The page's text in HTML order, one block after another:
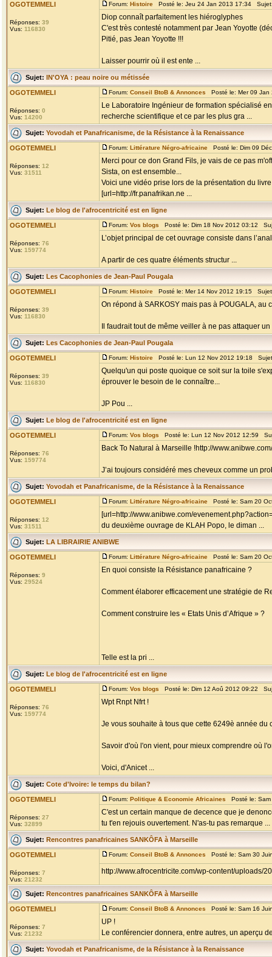
OGOTEMMELI
Réponses: 39
Vus: 116830
Forum: Histoire Posté le: Jeu 24 Jan 2013 17:34
Diop connaît parfaitement les hiéroglyphes
C'est très contesté notamment par Jean Yoyotte
Pitié, pas Jean Yoyotte !!!
Laisser pourrir où il est ente ...
Sujet: IN'OYA : peau noire ou métissée
OGOTEMMELI
Réponses: 0
Vus: 14200
Forum: Conseil BtoB & Annonces Posté le: Mer 09
Le Laboratoire Ingénieur de formation spécialisé
recherche scientifique et ce par les plus gra ...
Sujet: Yovodah et Panafricanisme, de la Résistance à la Renaissance
OGOTEMMELI
Réponses: 12
Vus: 31511
Forum: Littérature Négro-africaine Posté le: Dim 09
Merci pour ce don Grand Fils, je vais de ce pas
Sista, on est ensemble...
Voici une vidéo prise lors de la présentation du
[url=http://fr.panafrikan.ne ...
Sujet: Le blog de l'afrocentricité est en ligne
OGOTEMMELI
Réponses: 76
Vus: 159774
Forum: Vos blogs Posté le: Dim 18 Nov 2012 03:12
L’objet principal de cet ouvrage consiste dans
A partir de ces quatre éléments structur ...
Sujet: Les Cacophonies de Jean-Paul Pougala
OGOTEMMELI
Réponses: 39
Vus: 116830
Forum: Histoire Posté le: Mer 14 Nov 2012 19:15
On répond à SARKOSY mais pas à POUGALA, au
Il faudrait tout de même veiller à ne pas attaquer
Sujet: Les Cacophonies de Jean-Paul Pougala
OGOTEMMELI
Réponses: 39
Vus: 116830
Forum: Histoire Posté le: Lun 12 Nov 2012 19:18
Quelqu'un qui poste quoique ce soit sur la toile
éprouver le besoin de le connaître...
JP Pou ...
Sujet: Le blog de l'afrocentricité est en ligne
OGOTEMMELI
Réponses: 76
Vus: 159774
Forum: Vos blogs Posté le: Lun 12 Nov 2012 12:59
Back To Natural à Marseille !http://
J’ai toujours considéré mes cheveux comme un
Sujet: Yovodah et Panafricanisme, de la Résistance à la Renaissance
OGOTEMMELI
Réponses: 12
Vus: 31511
Forum: Littérature Négro-africaine Posté le: Sam 20
[url=http://www.anibwe.com/
du deuxième ouvrage de KLAH Popo, le diman ...
Sujet: LA LIBRAIRIE ANIBWE
OGOTEMMELI
Réponses: 9
Vus: 29524
Forum: Littérature Négro-africaine Posté le: Sam 20
En quoi consiste la Résistance panafricaine ?
Comment élaborer efficacement une stratégie de
Comment construire les « Etats Unis d’Afrique » ?
Telle est la pri ...
Sujet: Le blog de l'afrocentricité est en ligne
OGOTEMMELI
Réponses: 76
Vus: 159774
Forum: Vos blogs Posté le: Dim 12 Aoû 2012 09:22
Wpt Rnpt Nfrt !
Je vous souhaite à tous que cette 6249è année
Savoir d'où l'on vient, pour mieux comprendre où
Voici, d'Anicet ...
Sujet: Cote d'Ivoire: le temps du bilan?
OGOTEMMELI
Réponses: 27
Vus: 32899
Forum: Politique & Economie Africaines Posté le:
C'est un certain manque de decence que je
tu t'en rejouis ouvertement. N'as-tu pas remarque ...
Sujet: Rencontres panafricaines SANKÔFA à Marseille
OGOTEMMELI
Réponses: 7
Vus: 21232
Forum: Conseil BtoB & Annonces Posté le: Sam 30
http://www.afrocentricite.com/wp-content/uploads/
Sujet: Rencontres panafricaines SANKÔFA à Marseille
OGOTEMMELI
Réponses: 7
Vus: 21232
Forum: Conseil BtoB & Annonces Posté le: Sam 16
UP !
Le conférencier donnera, entre autres, un aperçu
Sujet: Yovodah et Panafricanisme, de la Résistance à la Renaissance